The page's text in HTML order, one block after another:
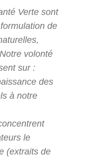
Verte sont
de
volonté
sur :
des
à notre
le
(extraits de